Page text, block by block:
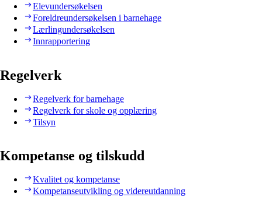
Elevundersøkelsen
Foreldreundersøkelsen i barnehage
Lærlingundersøkelsen
Innrapportering
Regelverk
Regelverk for barnehage
Regelverk for skole og opplæring
Tilsyn
Kompetanse og tilskudd
Kvalitet og kompetanse
Kompetanseutvikling og videreutdanning